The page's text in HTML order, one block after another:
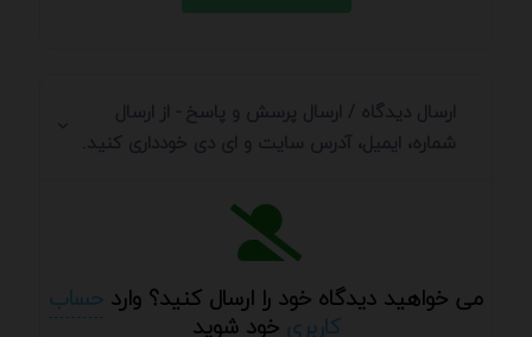
ارسال دیدگاه / ارسال پرسش و پاسخ - از ارسال
شماره، ایمیل، آدرس سایت و ای دی خودداری کنید.
می خواهید دیدگاه خود را ارسال کنید؟ وارد حساب
کاربریخود شوید